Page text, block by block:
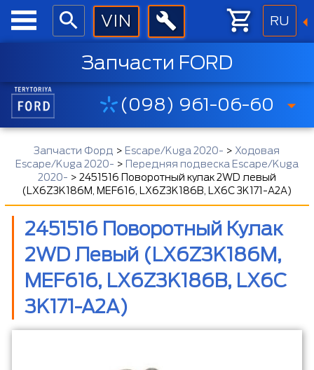
RU
Запчасти FORD
(098) 961-06-60
Запчасти Форд > Escape/Kuga 2020- > Ходовая
Escape/Kuga 2020- > Передняя подвеска Escape/Kuga
2020- > 2451516 Поворотный кулак 2WD левый
(LX6Z3K186M, MEF616, LX6Z3K186B, LX6C 3K171-A2A)
2451516 Поворотный Кулак
2WD Левый (LX6Z3K186M,
MEF616, LX6Z3K186B, LX6C
3K171-A2A)